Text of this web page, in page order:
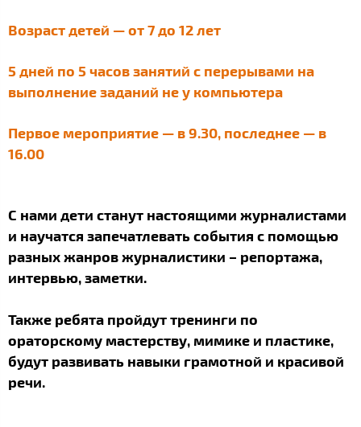
Возраст детей — от 7 до 12 лет
5 дней по 5 часов занятий с перерывами на
выполнение заданий не у компьютера
Первое мероприятие — в 9.30, последнее — в
16.00
С нами дети станут настоящими журналистами
и научатся запечатлевать события с помощью
разных жанров журналистики – репортажа,
интервью, заметки.
Также ребята пройдут тренинги по
ораторскому мастерству, мимике и пластике,
будут развивать навыки грамотной и красивой
речи.